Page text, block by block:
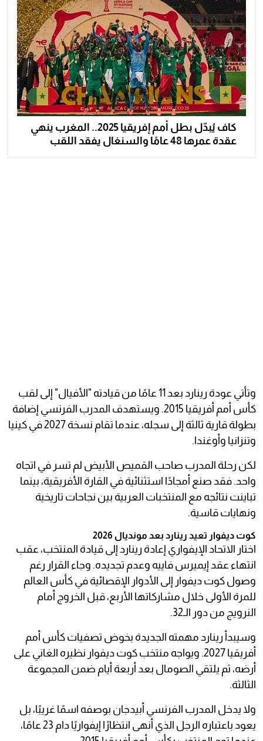
كاف يُبدّل بطل أمم إفريقيا 2025.. المغرب ينهي
عقدة عمرها 48 عامًا والسنغال يفقد اللقب
وتأتي عودة رينارد بعد 11 عامًا من قيادته "الأفيال" إلى لقب
كأس أمم أفريقيا 2015. ويستهدف المدرب الفرنسي إضافة
بطولة قارية ثالثة إلى سجله، عندما تقام نسخة 2027 في كينيا
وتنزانيا وأوغندا.
لكن رحلة المدرب صاحب القميص الأبيض لم تسر في اتجاه
واحد. فقد صنع أمجادًا استثنائية في القارة الأفريقية، بينما
تباينت نتائجه مع المنتخبات العربية بين نجاحات تاريخية
ونهايات قاسية.
كوت ديفوار تعيد رينارد بعد مونديال 2026
اختار الاتحاد الإيفواري إعادة رينارد إلى قيادة المنتخب، عقب
انتهاء عقد إيميرس فاييه وعدم تجديده. وجاء القرار رغم
وصول كوت ديفوار إلى الأدوار الإقصائية في كأس العالم
للمرة الأولى خلال مشاركاتها الأربع، قبل الخروج أمام
النرويج من دور الـ32.
وسيبدأ رينارد مهمته الجديدة بخوض تصفيات كأس أمم
أفريقيا 2027. ويواجه منتخب كوت ديفوار نظيره الغاني على
أرضه، ثم يلتقي الصومال بعد أربعة أيام ضمن المجموعة
الثالثة.
ولا يدخل المدرب الفرنسي أبيدجان بوصفه اسمًا غريبًا، بل
يعود باعتباره الرجل الذي أنهى انتظارًا إيفواريًا دام 23 عامًا،